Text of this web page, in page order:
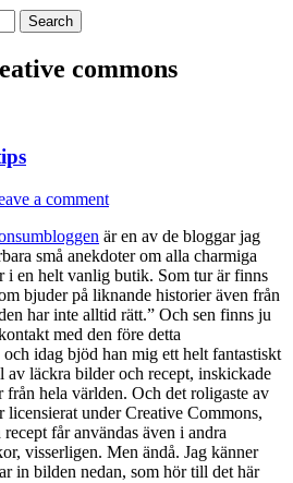
commons
a comment
är en av de bloggar jag
små anekdoter om alla charmiga
i en helt vanlig butik. Som tur är finns
bjuder på liknande historier även från
har inte alltid rätt.” Och sen finns ju
med den före detta
och idag bjöd han mig ett helt fantastiskt
av läckra bilder och recept, inskickade
från hela världen. Och det roligaste av
licensierat under Creative Commons,
får användas även i andra
visserligen. Men ändå. Jag känner
in bilden nedan, som hör till det här